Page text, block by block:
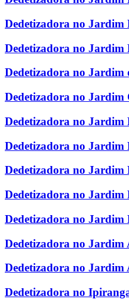
Dedetizadora no Jardim
Dedetizadora no Jardim
Dedetizadora no Jardim
Dedetizadora no Jardim
Dedetizadora no Jardim
Dedetizadora no Jardim
Dedetizadora no Jardim
Dedetizadora no Jardim
Dedetizadora no Jardim
Dedetizadora no Jardim
Dedetizadora no Jardim
Dedetizadora no